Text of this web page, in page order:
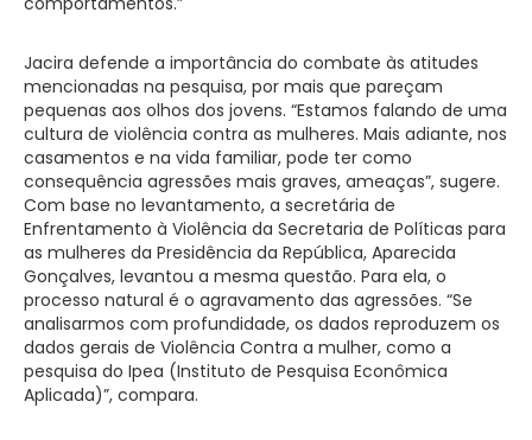
Jacira defende a importância do combate às atitudes
mencionadas na pesquisa, por mais que pareçam
pequenas aos olhos dos jovens. “Estamos falando de uma
cultura de violência contra as mulheres. Mais adiante, nos
casamentos e na vida familiar, pode ter como
consequência agressões mais graves, ameaças”, sugere.
Com base no levantamento, a secretária de
Enfrentamento à Violência da Secretaria de Políticas para
as mulheres da Presidência da República, Aparecida
Gonçalves, levantou a mesma questão. Para ela, o
processo natural é o agravamento das agressões. “Se
analisarmos com profundidade, os dados reproduzem os
dados gerais de Violência Contra a mulher, como a
pesquisa do Ipea (Instituto de Pesquisa Econômica
Aplicada)”, compara.